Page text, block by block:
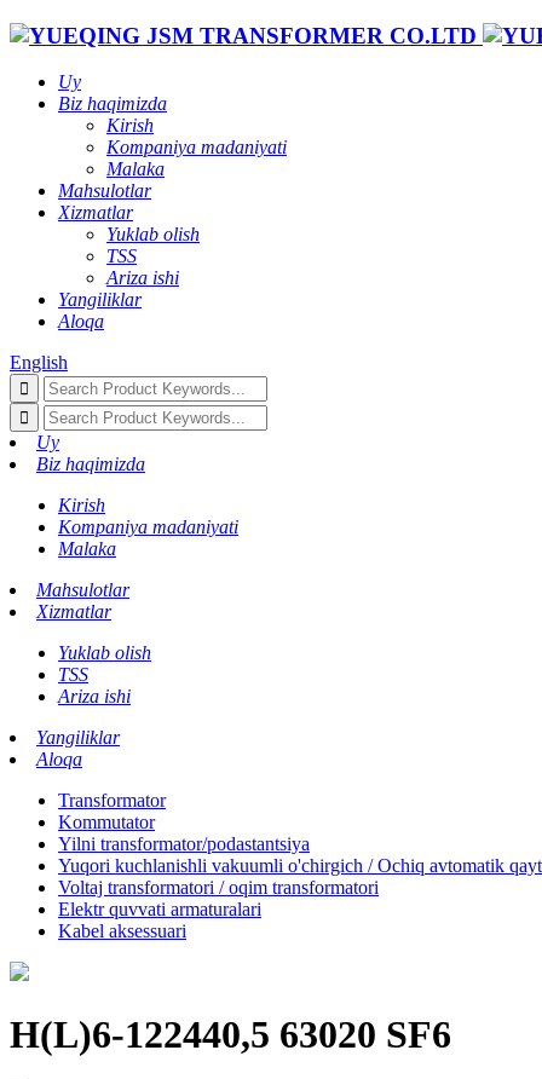
Uy
Biz haqimizda
Kirish
Kompaniya madaniyati
Malaka
Mahsulotlar
Xizmatlar
Yuklab olish
TSS
Ariza ishi
Yangiliklar
Aloqa
English
Uy
Biz haqimizda
Kirish
Kompaniya madaniyati
Malaka
Mahsulotlar
Xizmatlar
Yuklab olish
TSS
Ariza ishi
Yangiliklar
Aloqa
Transformator
Kommutator
Yilni transformator/podastantsiya
Yuqori kuchlanishli vakuumli o'chirgich / Ochiq avtomatik
Voltaj transformatori / oqim transformatori
Elektr quvvati armaturalari
Kabel aksessuari
H(L)6-122440,5 63020 SF6